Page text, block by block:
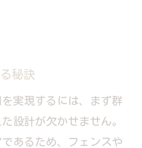
秘訣
実現するには、まず群
設計が欠かせません。
あるため、フェンスや